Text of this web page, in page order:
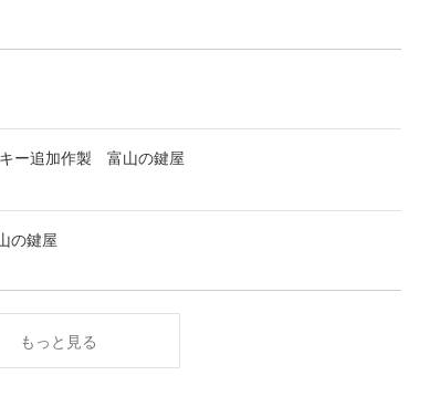
ー追加作製 富山の鍵屋
の鍵屋
もっと見る